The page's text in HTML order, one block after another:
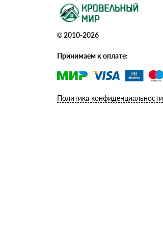
© 2010-2026
Принимаем к оплате:
Политика конфиденциальности